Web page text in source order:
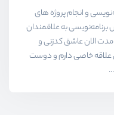
و انجام پروژه های
آموزش برنامه‌نویسی به علاقمندان
الان عاشق کدزنی و
خاصی دارم و دوست